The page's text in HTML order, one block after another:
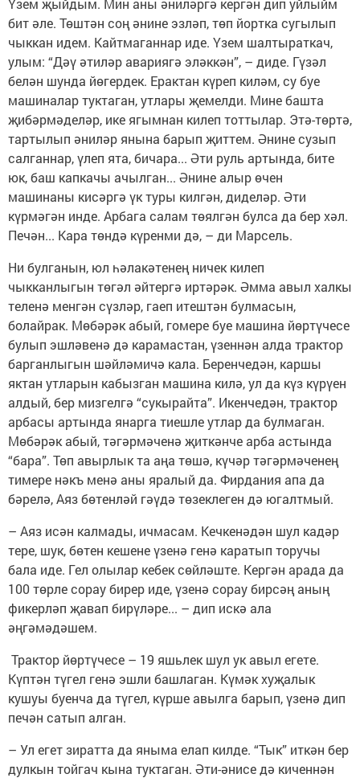
Үзем җыйдым. Мин аны әниләргә кергән дип уйлыйм
бит әле. Төштән соң әнине эзләп, төп йортка сугылып
чыккан идем. Кайтмаганнар иде. Үзем шалтыраткач,
улым: “Дәү әтиләр авариягә эләккән”, – диде. Гүзәл
белән шунда йөгердек. Ерактан күреп киләм, су буе
машиналар туктаган, утлары җемелди. Мине башта
җибәрмәделәр, ике ягымнан килеп тоттылар. Этә-төртә,
тартылып әниләр янына барып җиттем. Әнине сузып
салганнар, үлеп ята, бичара... Әти руль артында, бите
юк, баш капкачы ачылган... Әнине алыр өчен
машинаны кисәргә үк туры килгән, диделәр. Әти
күрмәгән инде. Арбага салам төялгән булса да бер хәл.
Печән... Кара төндә күренми дә, – ди Марсель.
Ни булганын, юл һәлакәтенең ничек килеп
чыкканлыгын төгәл әйтергә иртәрәк. Әмма авыл халкы
теленә менгән сүзләр, гаеп итештән булмасын,
болайрак. Мөбәрәк абый, гомере буе машина йөртүчесе
булып эшләвенә дә карамастан, үзеннән алда трактор
барганлыгын шәйләмичә кала. Беренчедән, каршы
яктан утларын кабызган машина килә, ул да күз күрүен
алдый, бер мизгелгә “сукырайта”. Икенчедән, трактор
арбасы артында янарга тиешле утлар да булмаган.
Мөбәрәк абый, тәгәрмәченә җиткәнче арба астында
“бара”. Төп авырлык та аңа төшә, күчәр тәгәрмәченең
тимере нәкъ менә аны яралый да. Фирдания апа да
бәрелә, Аяз бөтенләй гәүдә төзеклеген дә югалтмый.
– Аяз исән калмады, ичмасам. Кечкенәдән шул кадәр
тере, шук, бөтен кешене үзенә генә каратып торучы
бала иде. Гел олылар кебек сөйләште. Кергән арада да
100 төрле сорау бирер иде, үзенә сорау бирсәң аның
фикерләп җавап бирүләре... – дип искә ала
әңгәмәдәшем.
Трактор йөртүчесе – 19 яшьлек шул ук авыл егете.
Күптән түгел генә эшли башлаган. Күмәк хуҗалык
кушуы буенча да түгел, күрше авылга барып, үзенә дип
печән сатып алган.
– Ул егет зиратта да яныма елап килде. “Тык” иткән бер
дулкын тойгач кына туктаган. Әти-әнисе дә киченнән